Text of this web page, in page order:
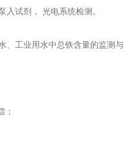
入试剂， 光电系统检测。
、工业用水中总铁含量的监测与
；